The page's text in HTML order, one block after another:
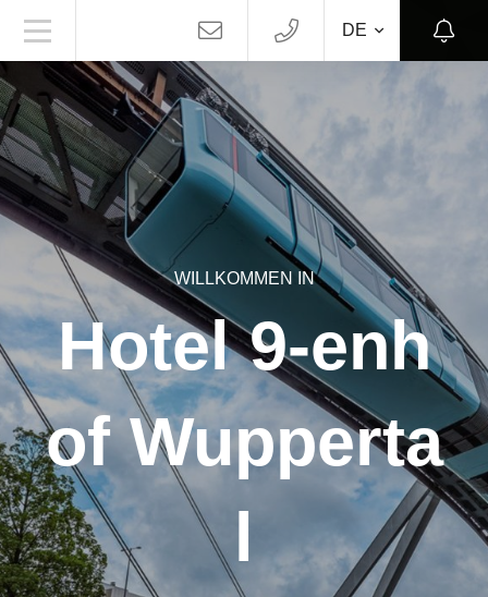
DE
WILLKOMMEN IN
Hotel 9-enh
of Wupperta
l